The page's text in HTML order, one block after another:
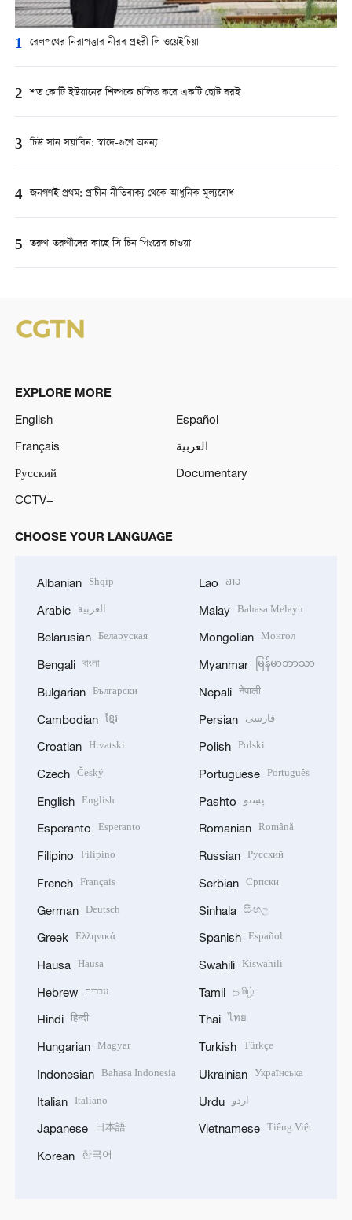
1 রেলপথের নিরাপত্তার নীরব প্রহরী লি ওয়েইচিয়া
2 শত কোটি ইউয়ানের শিল্পকে চালিত করে একটি ছোট বরই
3 চিউ সান সয়াবিন: স্বাদে-গুণে অনন্য
4 জনগণই প্রথম: প্রাচীন নীতিবাক্য থেকে আধুনিক মূল্যবোধ
5 তরুণ-তরুণীদের কাছে সি চিন পিংয়ের চাওয়া
EXPLORE MORE
English
Español
Français
العربية
Русский
Documentary
CCTV+
CHOOSE YOUR LANGUAGE
Albanian Shqip
Arabic العربية
Belarusian Беларуская
Bengali বাংলা
Bulgarian Български
Cambodian ខ្មែរ
Croatian Hrvatski
Czech Český
English English
Esperanto Esperanto
Filipino Filipino
French Français
German Deutsch
Greek Ελληνικά
Hausa Hausa
Hebrew עברית
Hindi हिन्दी
Hungarian Magyar
Indonesian Bahasa Indonesia
Italian Italiano
Japanese 日本語
Korean 한국어
Lao ລາວ
Malay Bahasa Melayu
Mongolian Монгол
Myanmar မြန်မာဘာသာ
Nepali नेपाली
Persian فارسی
Polish Polski
Portuguese Português
Pashto پښتو
Romanian Română
Russian Русский
Serbian Српски
Sinhala සිංහල
Spanish Español
Swahili Kiswahili
Tamil தமிழ்
Thai ไทย
Turkish Türkçe
Ukrainian Українська
Urdu اردو
Vietnamese Tiếng Việt